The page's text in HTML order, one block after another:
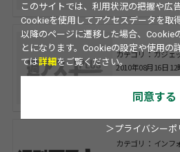
カテゴリ： ガジェ
2010年08月16日 12
カテゴリ： インフ
このサイトでは、利用状況の把握や広
Cookieを使用してアクセスデータを取
以降のページに遷移した場合、Cookie
とになります。Cookieの設定や使用の
ては詳細をご覧ください。
同意する
＞プライバシーポ